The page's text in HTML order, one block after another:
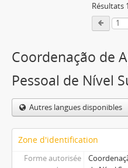
Résultats 1
Coordenação de
Pessoal de Nível
Autres langues disponibles
Zone d'identification
Forme autorisée